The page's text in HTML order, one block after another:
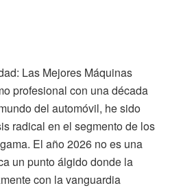
Las Mejores Máquinas
profesional con una década
del automóvil, he sido
radical en el segmento de los
El año 2026 no es una
un punto álgido donde la
con la vanguardia